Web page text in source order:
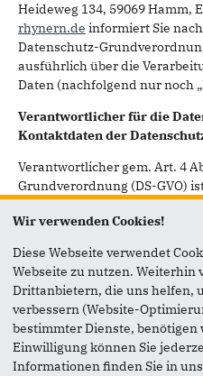
Heideweg 134, 59069 Hamm,
rhynern.de informiert Sie
Datenschutz-
ausführlich über die
Daten (nachfolgend nur noch
Verantwortlicher für die
Kontaktdaten der
Verantwortlicher gem. Art. 4
Grundverordnung (DS-GVO)
Hamm-Rhynern, Unterer
Mail:info@cdu-hamm-
Der Datenschutzbeauftragte
hamm-rhynern.deoder
bezüglich des Datenschutzes
Datenschutzbeauftragte"
Zwecke der Verarbeitung
personenbezogener Daten
Wir verwenden Cookies!
Diese Webseite verwendet
Webseite zu nutzen. Weiterhin
Drittanbietern, die uns helfen,
verbessern (Website-
bestimmter Dienste,
Einwilligung können Sie
Informationen finden Sie in